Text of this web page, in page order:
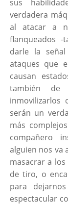
sus
verdadera
al atacar a
flanqueados
darle la
ataques que
causan
también
inmovilizarlos
serán un
más
compañero
alguien nos va
masacrar a
de tiro, o
para
espectacular